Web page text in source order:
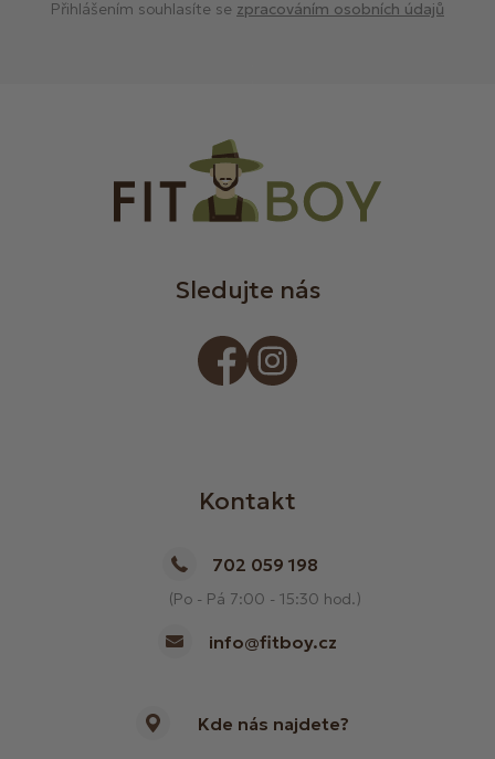
Přihlášením souhlasíte se zpracováním osobních údajů
Sledujte nás
Kontakt
702 059 198
(Po - Pá 7:00 - 15:30 hod.)
info@fitboy.cz
Kde nás najdete?